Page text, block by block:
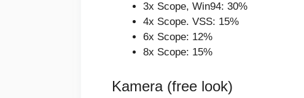
3x Scope, Win94: 30%
4x Scope. VSS: 15%
6x Scope: 12%
8x Scope: 15%
Kamera (free look)